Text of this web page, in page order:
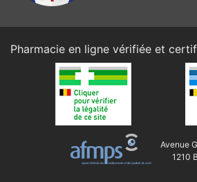
Pharmacie en ligne vérifiée et
Avenue
1210